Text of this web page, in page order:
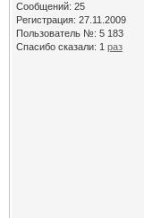
Сообщений: 25
Регистрация: 27.11.2009
Пользователь №: 5 183
Спасибо сказали: 1 раз